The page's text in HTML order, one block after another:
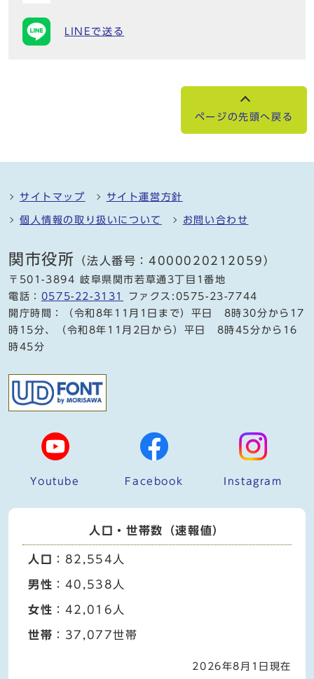
LINEで送る
ページの先頭へ戻る
サイトマップ サイト運営方針
個人情報の取り扱いについて お問い合わせ
関市役所 （法人番号：4000020212059）
〒501-3894 岐阜県関市若草通3丁目1番地
電話： 0575-22-3131
ファクス:0575-23-7744
開庁時間：（令和8年11月1日まで）平日 8時30分から17
時15分、（令和8年11月2日から）平日 8時45分から16
時45分
Youtube Facebook Instagram
人口・世帯数（速報値）
人口 ：82,554人
男性 ：40,538人
女性 ：42,016人
世帯 ：37,077世帯
2026年8月1日現在